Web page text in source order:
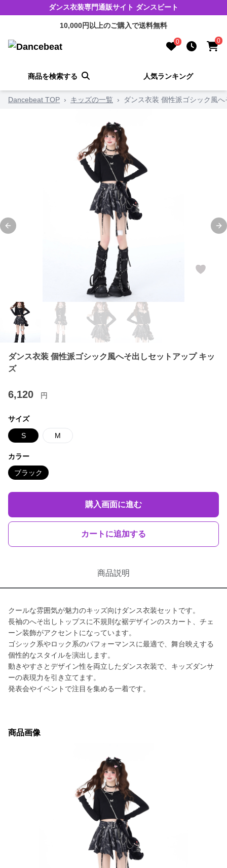
ダンス衣装専門通販サイト ダンスビート
10,000円以上のご購入で送料無料
0 0
商品を検索する 人気ランキング
Dancebeat TOP › キッズの一覧 › ダンス衣装 個性派ゴシック風
Previous slide
ダンス衣装 個性派ゴシック風へそ出しセットアップ キッ
ズ
6,120 円
サイズ
S M
カラー
ブラック
購入画面に進む
カートに追加する
商品説明
クールな雰囲気が魅力のキッズ向けダンス衣装セットです。
長袖のへそ出しトップスに不規則な裾デザインのスカート、チェ
ーン装飾がアクセントになっています。
ゴシック系やロック系のパフォーマンスに最適で、舞台映えする
個性的なスタイルを演出します。
動きやすさとデザイン性を両立したダンス衣装で、キッズダンサ
ーの表現力を引き立てます。
発表会やイベントで注目を集める一着です。
商品画像